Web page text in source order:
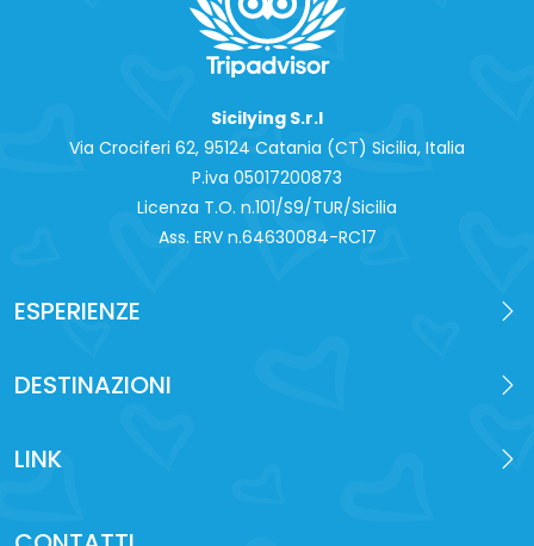
Sicilying S.r.l
Via Crociferi 62, 95124 Catania (CT) Sicilia, Italia
P.iva 0‍5017200873
Licenza T.O. n.101/S9/TUR/Sicilia
Ass. ERV n.64630084-RC17
ESPERIENZE
DESTINAZIONI
LINK